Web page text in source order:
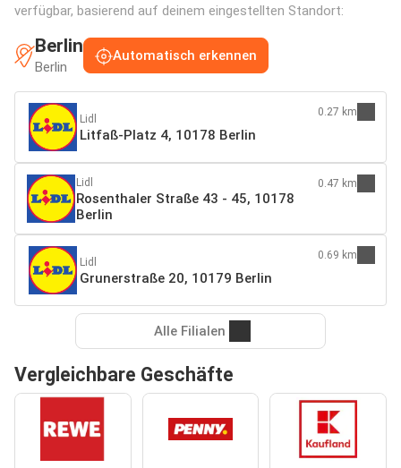
verfügbar, basierend auf deinem eingestellten Standort:
Berlin
Berlin
Automatisch erkennen
Lidl
Litfaß-Platz 4, 10178 Berlin
0.27 km
Lidl
Rosenthaler Straße 43 - 45, 10178
Berlin
0.47 km
Lidl
Grunerstraße 20, 10179 Berlin
0.69 km
Alle Filialen
Vergleichbare Geschäfte